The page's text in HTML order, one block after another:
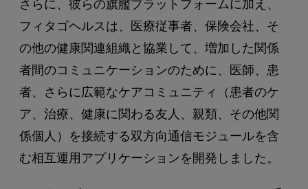
さらに、彼らの旗艦プラットフォームに加え、
フィタゴヘルスは、医療従事者、保険会社、そ
の他の健康関連組織と協業して、増加した関係
者間のコミュニケーションのために、医師、患
者、さらに広範なケアコミュニティ（患者のケ
ア、治療、健康に関わる友人、親類、その他関
係個人）を接続する双方向通信モジュールを含
む相互運用アプリケーションを開発しました。